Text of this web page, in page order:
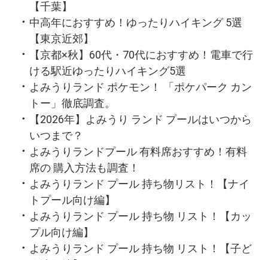
【千葉】
中高年におすすめ！ゆったりハイキング 5選
【東京近郊】
【京都×秋】60代・70代におすすめ！電車で行
ける駅近ゆったりハイキング5選
よみうりランド ポケモン！ 「ポケパーク カン
トー」徹底調査。
【2026年】よみうり ランド プールはいつから
いつまで？
よみうりランドプール 有料席おすすめ！有料
席の 購入方法も調査！
よみうりランド プール 持ち物リスト！【ナイ
トプール向け編】
よみうりランド プール 持ち物 リスト！【カッ
プル向け編】
よみうりランド プール 持ち物 リスト！【子ど